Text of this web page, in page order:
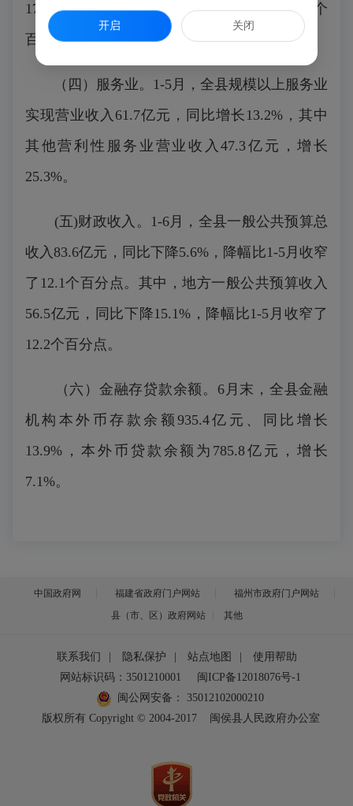
177.9亿元，增长4.9%，增幅较1-5月回落了0.4个
百分点。
（四）服务业。1-5月，全县规模以上服务业
实现营业收入61.7亿元，同比增长13.2%，其中
其他营利性服务业营业收入47.3亿元，增长
25.3%。
(五)财政收入。1-6月，全县一般公共预算总
收入83.6亿元，同比下降5.6%，降幅比1-5月收窄
了12.1个百分点。其中，地方一般公共预算收入
56.5亿元，同比下降15.1%，降幅比1-5月收窄了
12.2个百分点。
（六）金融存贷款余额。6月末，全县金融
机构本外币存款余额935.4亿元、同比增长
13.9%，本外币贷款余额为785.8亿元，增长
7.1%。
中国政府网 福建省政府门户网站
福州市政府门户网站
县（市、区）政府网站
其他
联系我们 隐私保护 站点地图
使用帮助
网站标识码：3501210001
闽ICP备12018076号-1
闽公网安备：
35012102000210
版权所有 Copyright © 2004-2017
闽侯县人民政府办公室
开启 关闭